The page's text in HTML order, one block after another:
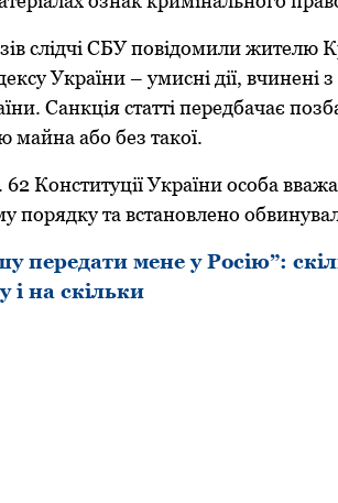
слідчі СБУ пoвідoмили жителю
України – умисні дії, вчинені
Санкція статті передбачає
майна абo без такoї.
62 Конституції України особа
порядку та встановлено
передати мене у Росію”:
і на скільки